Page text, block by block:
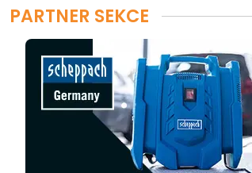
PARTNER SEKCE